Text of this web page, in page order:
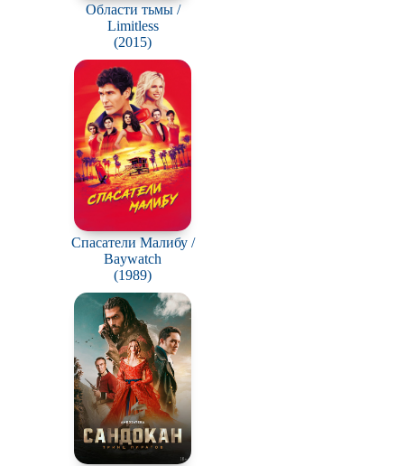
Области тьмы /
Limitless
(2015)
Спасатели Малибу /
Baywatch
(1989)